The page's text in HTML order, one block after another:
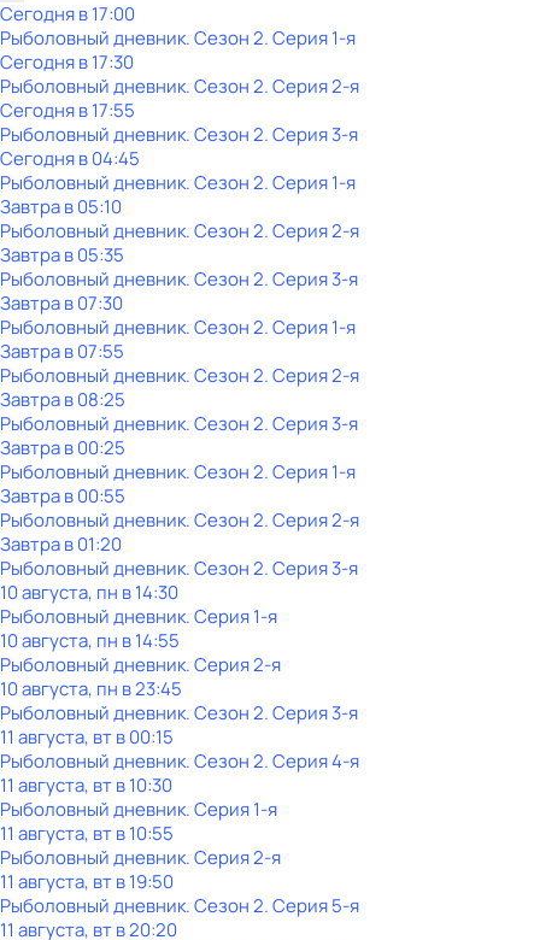
Сегодня в 17:00
Рыболовный дневник. Сезон 2. Серия 1-я
Сегодня в 17:30
Рыболовный дневник. Сезон 2. Серия 2-я
Сегодня в 17:55
Рыболовный дневник. Сезон 2. Серия 3-я
Сегодня в 04:45
Рыболовный дневник. Сезон 2. Серия 1-я
Завтра в 05:10
Рыболовный дневник. Сезон 2. Серия 2-я
Завтра в 05:35
Рыболовный дневник. Сезон 2. Серия 3-я
Завтра в 07:30
Рыболовный дневник. Сезон 2. Серия 1-я
Завтра в 07:55
Рыболовный дневник. Сезон 2. Серия 2-я
Завтра в 08:25
Рыболовный дневник. Сезон 2. Серия 3-я
Завтра в 00:25
Рыболовный дневник. Сезон 2. Серия 1-я
Завтра в 00:55
Рыболовный дневник. Сезон 2. Серия 2-я
Завтра в 01:20
Рыболовный дневник. Сезон 2. Серия 3-я
10 августа, пн в 14:30
Рыболовный дневник. Серия 1-я
10 августа, пн в 14:55
Рыболовный дневник. Серия 2-я
10 августа, пн в 23:45
Рыболовный дневник. Сезон 2. Серия 3-я
11 августа, вт в 00:15
Рыболовный дневник. Сезон 2. Серия 4-я
11 августа, вт в 10:30
Рыболовный дневник. Серия 1-я
11 августа, вт в 10:55
Рыболовный дневник. Серия 2-я
11 августа, вт в 19:50
Рыболовный дневник. Сезон 2. Серия 5-я
11 августа, вт в 20:20